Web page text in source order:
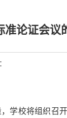
准论证会议
学校将组织召